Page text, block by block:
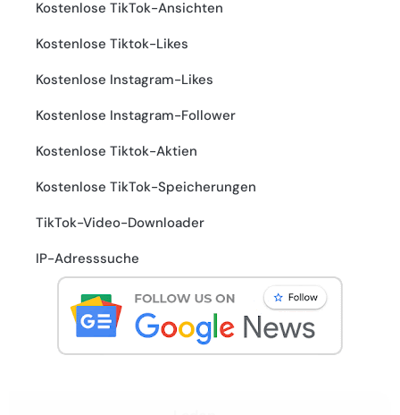
Kostenlose TikTok-Ansichten
Kostenlose Tiktok-Likes
Kostenlose Instagram-Likes
Kostenlose Instagram-Follower
Kostenlose Tiktok-Aktien
Kostenlose TikTok-Speicherungen
TikTok-Video-Downloader
IP-Adresssuche